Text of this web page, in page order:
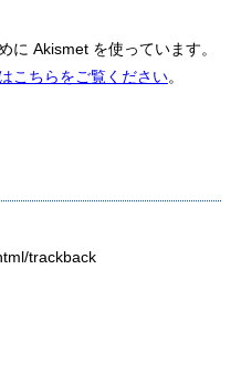
に Akismet を使っています。
こちらをご覧ください。
trackback